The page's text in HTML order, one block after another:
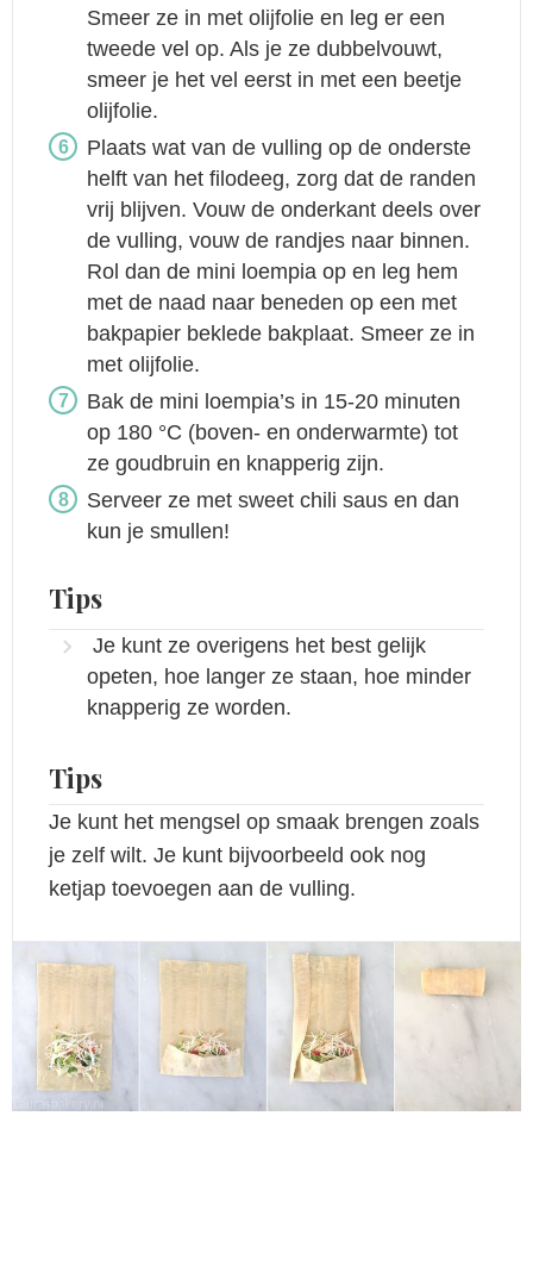
Smeer ze in met olijfolie en leg er een
tweede vel op. Als je ze dubbelvouwt,
smeer je het vel eerst in met een beetje
olijfolie.
Plaats wat van de vulling op de onderste
helft van het filodeeg, zorg dat de randen
vrij blijven. Vouw de onderkant deels over
de vulling, vouw de randjes naar binnen.
Rol dan de mini loempia op en leg hem
met de naad naar beneden op een met
bakpapier beklede bakplaat. Smeer ze in
met olijfolie.
Bak de mini loempia’s in 15-20 minuten
op 180 °C (boven- en onderwarmte) tot
ze goudbruin en knapperig zijn.
Serveer ze met sweet chili saus en dan
kun je smullen!
Tips
Je kunt ze overigens het best gelijk
opeten, hoe langer ze staan, hoe minder
knapperig ze worden.
Tips
Je kunt het mengsel op smaak brengen zoals
je zelf wilt. Je kunt bijvoorbeeld ook nog
ketjap toevoegen aan de vulling.